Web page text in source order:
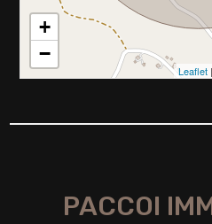
+
−
Leaflet
PACCOI